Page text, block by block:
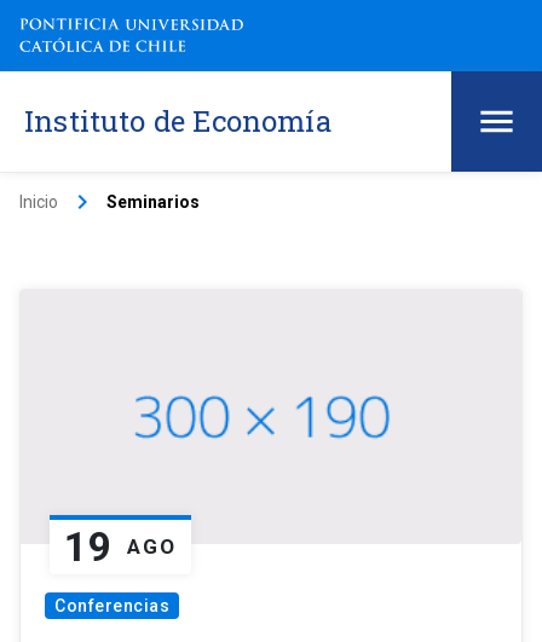
Instituto de Economía
Inicio keyboard_arrow_right Seminarios
19 AGO
Conferencias